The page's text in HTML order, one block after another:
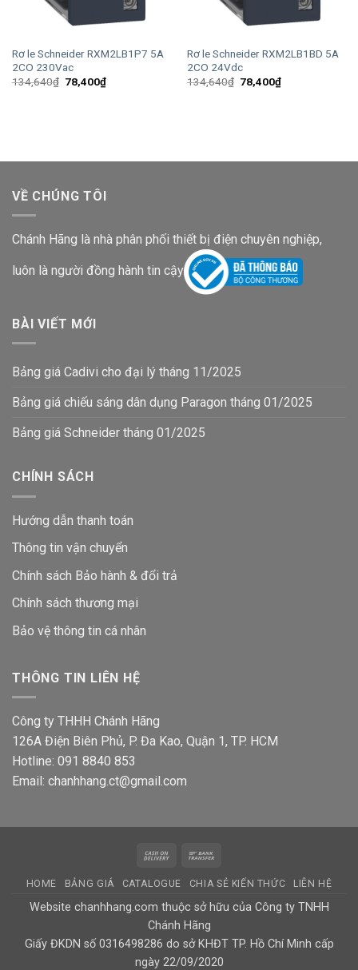
Rơ le Schneider RXM2LB1P7 5A
2CO 230Vac
134,640₫ Giá
gốc
78,400₫Giá
hiện
Rơ le Schneider RXM2LB1BD 5A
2CO 24Vdc
134,640₫ Giá
gốc
78,400₫Giá
hiện
VỀ CHÚNG TÔI
Chánh Hãng là nhà phân phối thiết bị điện chuyên nghiệp,
luôn là người đồng hành tin cậy
BÀI VIẾT MỚI
Bảng giá Cadivi cho đại lý tháng 11/2025
Bảng giá chiếu sáng dân dụng Paragon tháng 01/2025
Bảng giá Schneider tháng 01/2025
CHÍNH SÁCH
Hướng dẫn thanh toán
Thông tin vận chuyển
Chính sách Bảo hành & đổi trả
Chính sách thương mại
Bảo vệ thông tin cá nhân
THÔNG TIN LIÊN HỆ
Công ty THHH Chánh Hãng
126A Điện Biên Phủ, P. Đa Kao, Quận 1, TP. HCM
Hotline: 091 8840 853
Email: chanhhang.ct@gmail.com
Cash
Delivery
HOME BẢNG GIÁ CATALOGUE CHIA SẺ KIẾN THỨC LIÊN HỆ
Website chanhhang.com thuộc sở hữu của Công ty TNHH
Chánh Hãng
Giấy ĐKDN số 0316498286 do sở KHĐT TP. Hồ Chí Minh cấp
ngày 22/09/2020